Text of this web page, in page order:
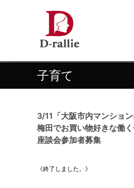
あなたの夢をお
子育て
3/11「大阪市内マンション
梅田でお買い物好きな働く
座談会参加者募集
《終了しました。》